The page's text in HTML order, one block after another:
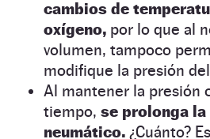
cambios de
oxígeno, por lo que al
volumen, tampoco
modifique la presión
Al mantener la presión
tiempo, se prolonga
neumático. ¿Cuánto?